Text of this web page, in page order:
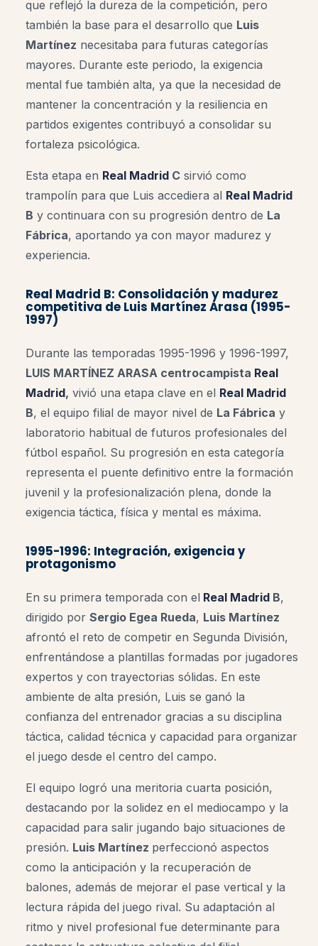
que reflejó la dureza de la competición, pero
también la base para el desarrollo que Luis
Martínez necesitaba para futuras categorías
mayores. Durante este periodo, la exigencia
mental fue también alta, ya que la necesidad de
mantener la concentración y la resiliencia en
partidos exigentes contribuyó a consolidar su
fortaleza psicológica.
Esta etapa en Real Madrid C sirvió como
trampolín para que Luis accediera al Real Madrid
B y continuara con su progresión dentro de La
Fábrica, aportando ya con mayor madurez y
experiencia.
Real Madrid B: Consolidación y madurez
competitiva de Luis Martínez Arasa (1995-
1997)
Durante las temporadas 1995-1996 y 1996-1997,
LUIS MARTÍNEZ ARASA centrocampista Real
Madrid, vivió una etapa clave en el Real Madrid
B, el equipo filial de mayor nivel de La Fábrica y
laboratorio habitual de futuros profesionales del
fútbol español. Su progresión en esta categoría
representa el puente definitivo entre la formación
juvenil y la profesionalización plena, donde la
exigencia táctica, física y mental es máxima.
1995-1996: Integración, exigencia y
protagonismo
En su primera temporada con el Real Madrid B,
dirigido por Sergio Egea Rueda, Luis Martínez
afrontó el reto de competir en Segunda División,
enfrentándose a plantillas formadas por jugadores
expertos y con trayectorias sólidas. En este
ambiente de alta presión, Luis se ganó la
confianza del entrenador gracias a su disciplina
táctica, calidad técnica y capacidad para organizar
el juego desde el centro del campo.
El equipo logró una meritoria cuarta posición,
destacando por la solidez en el mediocampo y la
capacidad para salir jugando bajo situaciones de
presión. Luis Martínez perfeccionó aspectos
como la anticipación y la recuperación de
balones, además de mejorar el pase vertical y la
lectura rápida del juego rival. Su adaptación al
ritmo y nivel profesional fue determinante para